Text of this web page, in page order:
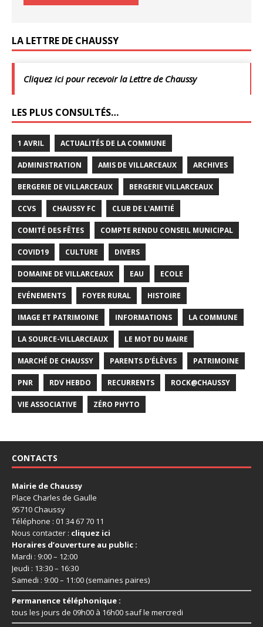
LA LETTRE DE CHAUSSY
Cliquez ici pour recevoir la Lettre de Chaussy
LES PLUS CONSULTÉS…
1 AVRIL ACTUALITÉS DE LA COMMUNE
ADMINISTRATION AMIS DE VILLARCEAUX ARCHIVES
BERGERIE DE VILLARCEAUX BERGERIE VILLARCEAUX
CCVS CHAUSSY FC CLUB DE L'AMITIÉ
COMITÉ DES FÊTES COMPTE RENDU CONSEIL MUNICIPAL
COVID19 CULTURE DIVERS
DOMAINE DE VILLARCEAUX EAU ECOLE
EVÉNEMENTS FOYER RURAL HISTOIRE
IMAGE ET PATRIMOINE INFORMATIONS LA COMMUNE
LA SOURCE-VILLARCEAUX LE MOT DU MAIRE
MARCHÉ DE CHAUSSY PARENTS D'ÉLÈVES PATRIMOINE
PNR RDV HEBDO RECURRENTS ROCK@CHAUSSY
VIE ASSOCIATIVE ZÉRO PHYTO
CONTACTS
Mairie de Chaussy
Place Charles de Gaulle
95710 Chaussy
Téléphone : 01 34 67 70 11
Nous contacter : cliquez ici
Horaires d’ouverture au public :
Mardi : 9:00 – 12:00
Jeudi : 13:30 – 16:30
Samedi : 9:00 – 11:00 (semaines paires)
Permanence téléphonique :
tous les jours de 09h00 à 16h00 sauf le mercredi